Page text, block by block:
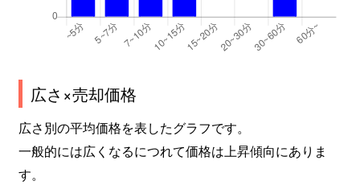
広さ×売却価格
広さ別の平均価格を表したグラフです。
一般的には広くなるにつれて価格は上昇傾向にありま
す。